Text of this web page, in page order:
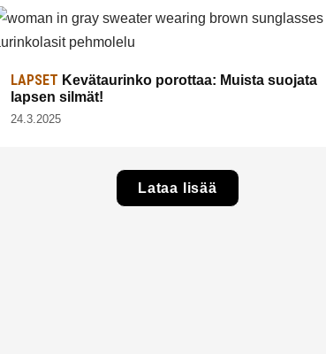
LAPSET Kevätaurinko porottaa: Muista suojata
lapsen silmät!
24.3.2025
Lataa lisää